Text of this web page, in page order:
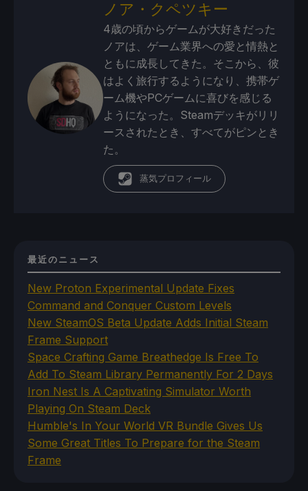
ノア・クペツキー
4歳の頃からゲームが大好きだった
ノアは、ゲーム業界への愛と情熱と
ともに成長してきた。そこから、彼
はよく旅行するようになり、携帯ゲ
ーム機やPCゲームに喜びを感じる
ようになった。Steamデッキがリリ
ースされたとき、すべてがピンとき
た。
蒸気プロフィール
最近のニュース
New Proton Experimental Update Fixes
Command and Conquer Custom Levels
New SteamOS Beta Update Adds Initial Steam
Frame Support
Space Crafting Game Breathedge Is Free To
Add To Steam Library Permanently For 2 Days
Iron Nest Is A Captivating Simulator Worth
Playing On Steam Deck
Humble's In Your World VR Bundle Gives Us
Some Great Titles To Prepare for the Steam
Frame